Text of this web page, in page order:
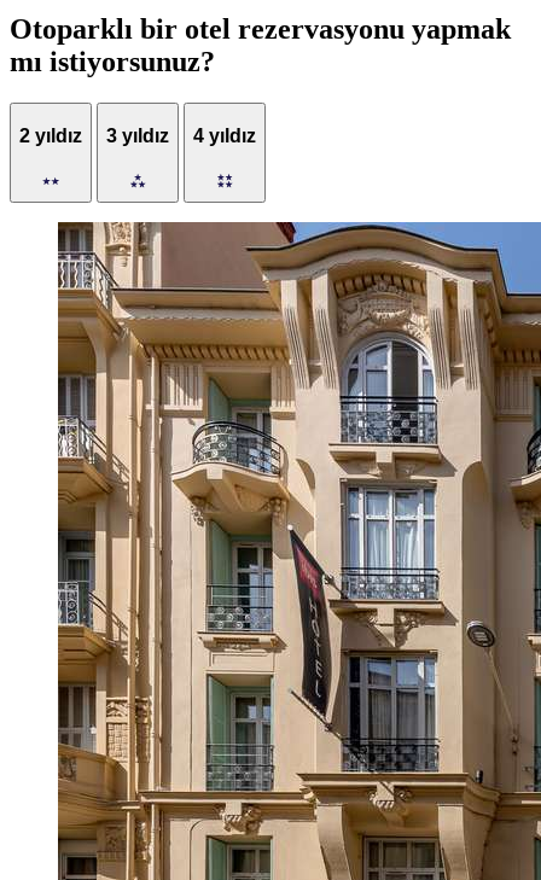
Otoparklı bir otel rezervasyonu yapmak
mı istiyorsunuz?
2 yıldız 3 yıldız 4 yıldız